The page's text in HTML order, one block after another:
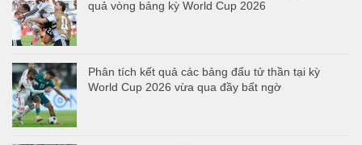
quả vòng bảng kỳ World Cup 2026
Phân tích kết quả các bảng đấu tử thần tại kỳ
World Cup 2026 vừa qua đầy bất ngờ